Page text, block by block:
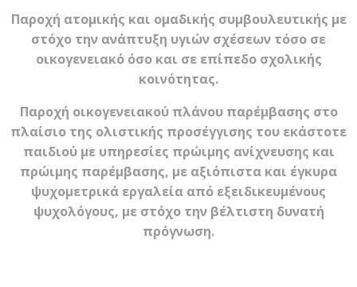
Παροχή ατομικής και ομαδικής συμβουλευτικής με
στόχο την ανάπτυξη υγιών σχέσεων τόσο σε
οικογενειακό όσο και σε επίπεδο σχολικής
κοινότητας.
Παροχή οικογενειακού πλάνου παρέμβασης στο
πλαίσιο της ολιστικής προσέγγισης του εκάστοτε
παιδιού με υπηρεσίες πρώιμης ανίχνευσης και
πρώιμης παρέμβασης, με αξιόπιστα και έγκυρα
ψυχομετρικά εργαλεία από εξειδικευμένους
ψυχολόγους, με στόχο την βέλτιστη δυνατή
πρόγνωση.